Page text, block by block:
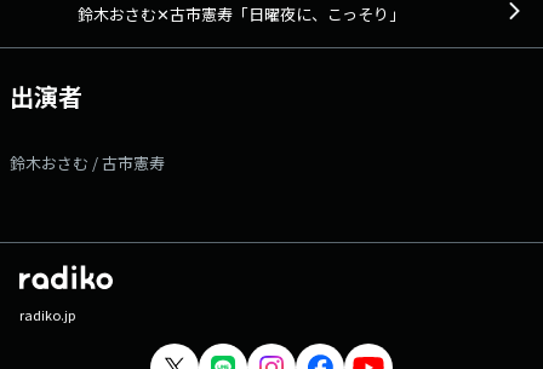
こっそり」 Xアカウントは「@nichikoso」
鈴木おさむ✕古市憲寿「日曜夜に、こっそり」
出演者
鈴木おさむ / 古市憲寿
radiko.jp